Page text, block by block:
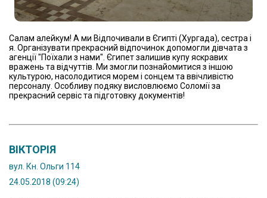
Салам алейкум! А ми Відпочивали в Єгипті (Хургада), сестра і
я. Організувати прекрасний відпочинок допомогли дівчата з
агенції "Поїхали з нами". Єгипет залишив купу яскравих
вражень та відчуттів. Ми змогли познайомитися з іншою
культурою, насолодитися морем і сонцем та ввічливістю
персоналу. Особливу подяку висловлюємо Соломії за
прекрасний сервіс та підготовку документів!
ВІКТОРІЯ
вул. Кн. Ольги 114
24.05.2018 (09:24)